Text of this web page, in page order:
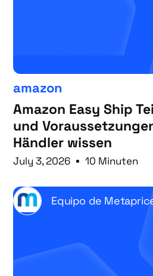
amazon
Amazon Easy Ship
und
Händler wissen
July 3, 2026 10 Minuten
Equipo de